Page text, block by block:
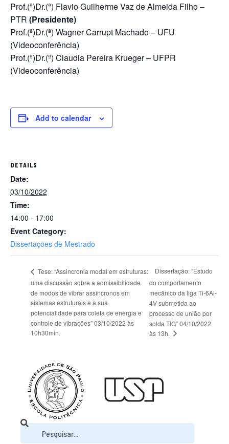
Prof.(ª)Dr.(ª) Flavio Guilherme Vaz de Almeida Filho –
PTR (Presidente)
Prof.(ª)Dr.(ª) Wagner Carrupt Machado – UFU
(Videoconferência)
Prof.(ª)Dr.(ª) Claudia Pereira Krueger – UFPR
(Videoconferência)
Add to calendar
DETAILS
Date:
03/10/2022
Time:
14:00 - 17:00
Event Category:
Dissertações de Mestrado
Tese: “Assincronia modal em estruturas:
uma discussão sobre a admissibilidade
de modos de vibrar assíncronos em
sistemas estruturais e a sua
potencialidade para coleta de energia e
controle de vibrações” 03/10/2022 às
10h30min.
Dissertação: “Estudo
do comportamento
mecânico da liga Ti-6Al-
4V submetida ao
processo de união por
solda TIG” 04/10/2022
às 13h.